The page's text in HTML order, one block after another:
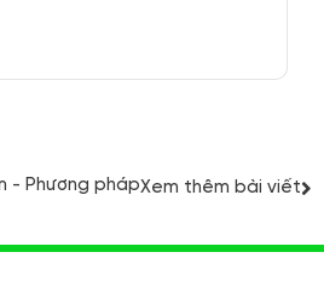
- Phương phápXem thêm bài viết